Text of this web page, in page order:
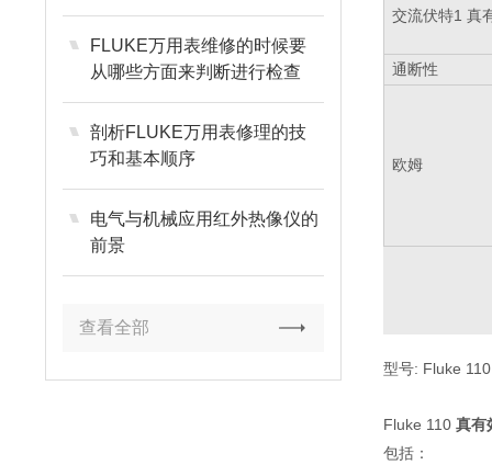
FLUKE万用表维修的时候要
从哪些方面来判断进行检查
剖析FLUKE万用表修理的技
巧和基本顺序
电气与机械应用红外热像仪的
前景
查看全部
交流伏特1 真
通断性
欧姆
型号: Fluke
Fluke 110真有
包括：